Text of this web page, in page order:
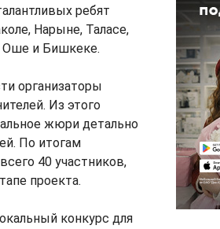
ребят
Нарыне, Таласе,
Оше и Бишкеке.
организаторы
Из этого
жюри детально
По итогам
40 участников,
проекта.
конкурс для